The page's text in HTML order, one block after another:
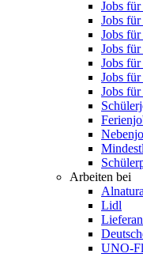
Jobs
Jobs
Jobs
Jobs
Jobs
Jobs
Jobs
Arbeiten bei
Alnatura
Lidl
UNO-